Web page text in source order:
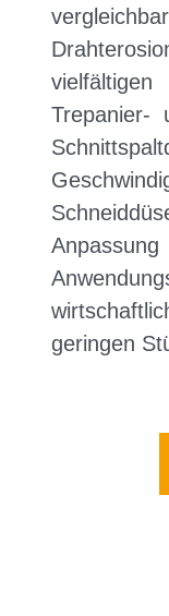
Trepanier-
geringen